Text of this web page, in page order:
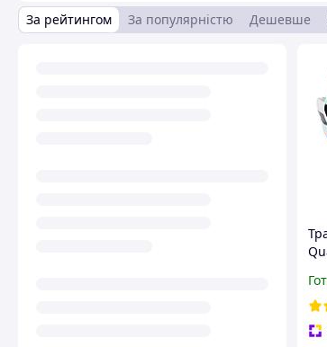
За рейтингом За популярністю Дешевше